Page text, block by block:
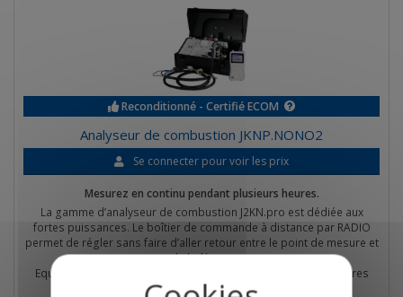
Reconditionné - Certifié ECOM
Analyseur de combustion JKNP.NONO2
Se connecter pour voir les prix
Mesurez en continu pendant plusieurs heures.
La gamme d’analyseur de combustion J2KN.pro est dédiée aux
fortes puissances. Le boîtier de commande à distance par RADIO
permet de régler sans faire d’aller retour entre le point de mesure et
le brûleur.
Equipé NO NO2 SO2 pour vos mesures de rejets règlementaires
*Quantité limitée, nous consulter s'il-vous plaît*